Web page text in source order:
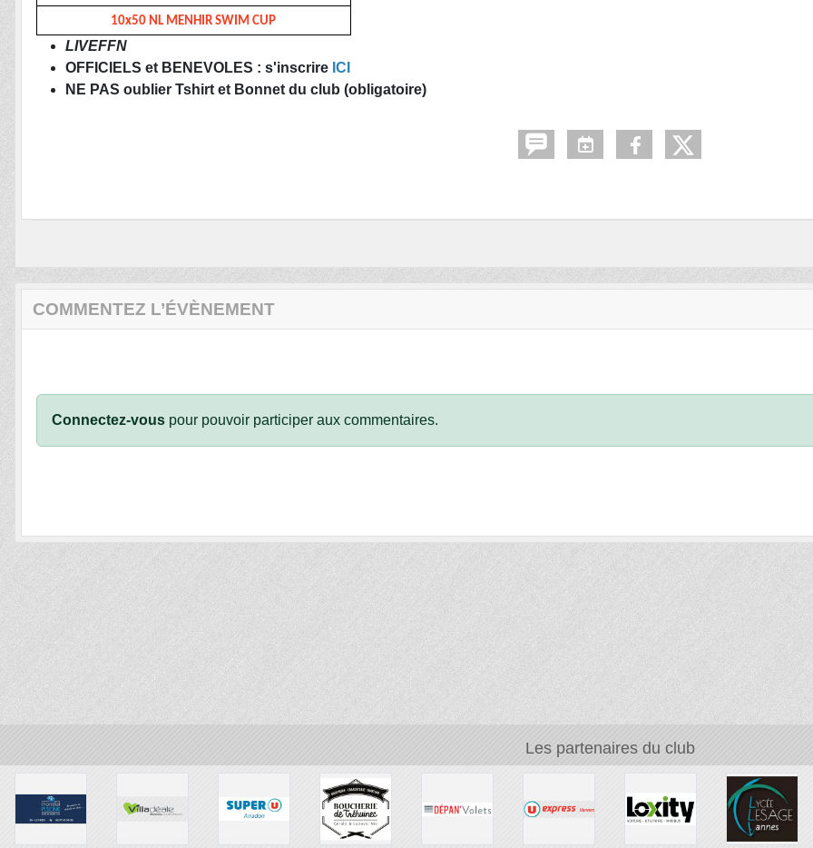
10x50 NL MENHIR SWIM CUP
LIVEFFN
OFFICIELS et BENEVOLES : s'inscrire ICI
NE PAS oublier Tshirt et Bonnet du club (obligatoire)
COMMENTEZ L’ÉVÈNEMENT
Connectez-vous pour pouvoir participer aux commentaires.
Les partenaires du club